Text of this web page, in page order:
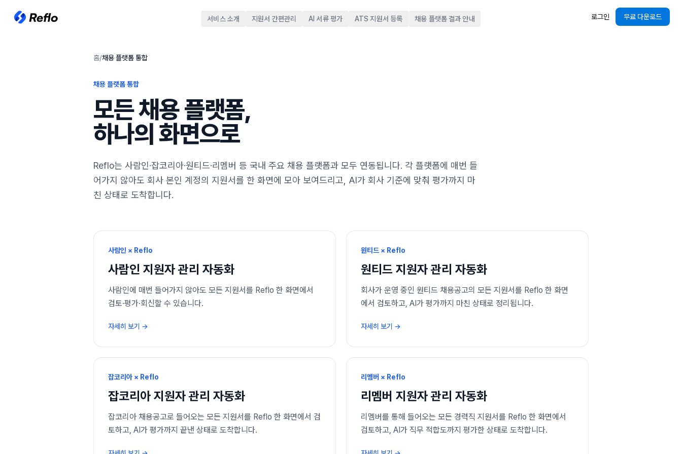
서비스 소개 지원서 간편관리 AI 서류 평가 ATS 지원서 등록 채용 플랫폼 결과 안내 로그인 무료 다운로드
홈/채용 플랫폼 통합
채용 플랫폼 통합
모든 채용 플랫폼,
하나의 화면으로
Reflo는 사람인·잡코리아·원티드·리멤버 등 국내 주요 채용 플랫폼과 모두 연동됩니다. 각 플랫폼에 매번 들
어가지 않아도 회사 본인 계정의 지원서를 한 화면에 모아 보여드리고, AI가 회사 기준에 맞춰 평가까지 마
친 상태로 도착합니다.
사람인 × Reflo
사람인 지원자 관리 자동화
사람인에 매번 들어가지 않아도 모든 지원서를 Reflo 한 화면에서
검토·평가·회신할 수 있습니다.
자세히 보기 →
원티드 × Reflo
원티드 지원자 관리 자동화
회사가 운영 중인 원티드 채용공고의 모든 지원서를 Reflo 한 화면
에서 검토하고, AI가 평가까지 마친 상태로 정리됩니다.
자세히 보기 →
잡코리아 × Reflo
잡코리아 지원자 관리 자동화
잡코리아 채용공고로 들어오는 모든 지원서를 Reflo 한 화면에서 검
토하고, AI가 평가까지 끝낸 상태로 도착합니다.
리멤버 × Reflo
리멤버 지원자 관리 자동화
리멤버를 통해 들어오는 모든 경력직 지원서를 Reflo 한 화면에서
검토하고, AI가 직무 적합도까지 평가한 상태로 도착합니다.